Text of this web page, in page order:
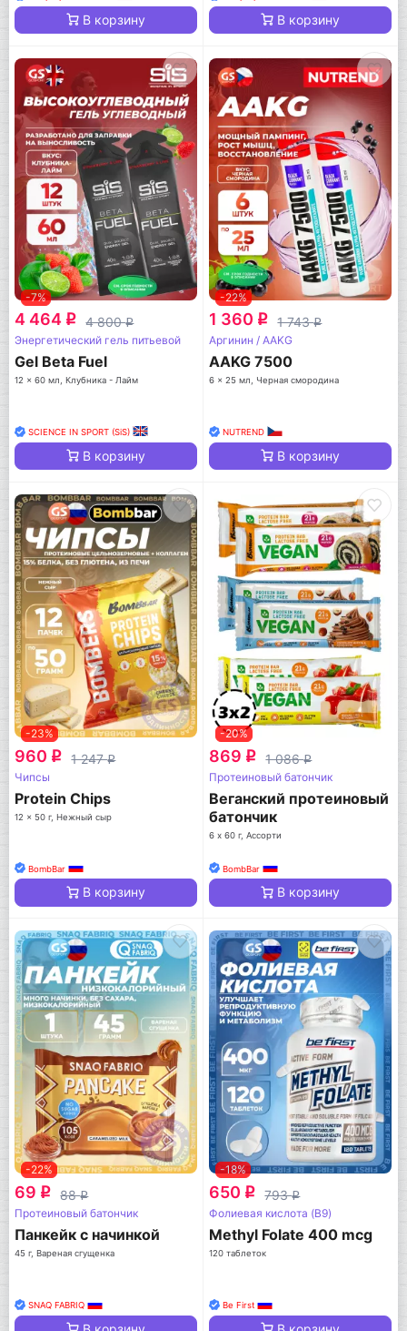
В корзину В корзину
-7%
4 464 q 4 800q
Энергетический гель питьевой
Gel Beta Fuel
12 x 60 мл, Клубника - Лайм
SCIENCE IN SPORT (SiS)
В корзину
-22%
1 360 q 1 743q
Аргинин / AAKG
AAKG 7500
6 x 25 мл, Черная смородина
NUTREND
В корзину
-23%
960 q 1 247q
Чипсы
Protein Chips
12 x 50 г, Нежный сыр
BombBar
В корзину
-20%
869 q 1 086q
Протеиновый батончик
Веганский протеиновый
батончик
6 х 60 г, Ассорти
BombBar
В корзину
-22%
69 q 88q
Протеиновый батончик
Панкейк с начинкой
45 г, Вареная сгущенка
SNAQ FABRIQ
-18%
650 q 793q
Фолиевая кислота (B9)
Methyl Folate 400 mcg
120 таблеток
Be First